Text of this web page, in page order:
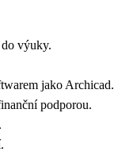
do výuky.
jako Archicad.
podporou.